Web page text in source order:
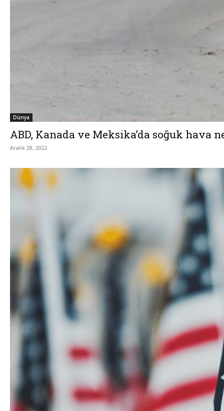
Dünya
ABD, Kanada ve Meksika’da soğuk hava
Aralık 28, 2022